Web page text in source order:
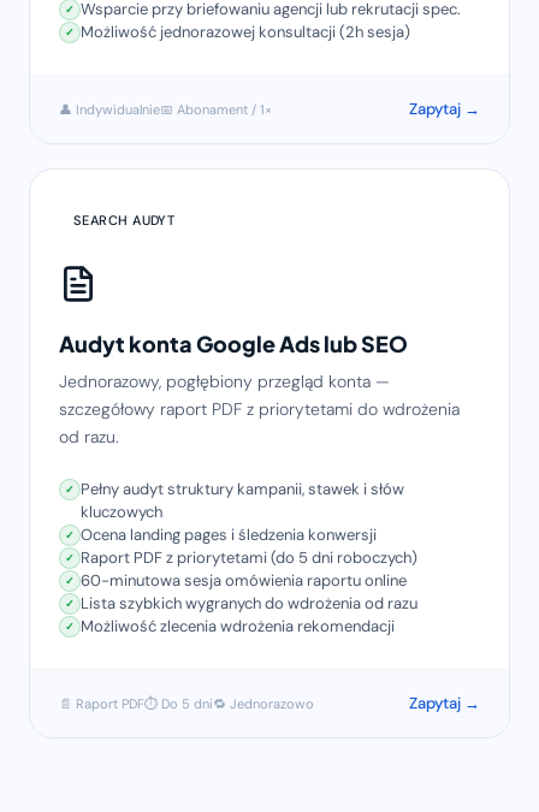
Wsparcie przy briefowaniu agencji lub rekrutacji spec.
Możliwość jednorazowej konsultacji (2h sesja)
👤 Indywidualnie📅 Abonament / 1× Zapytaj →
SEARCH AUDYT
Audyt konta Google Ads lub SEO
Jednorazowy, pogłębiony przegląd konta —
szczegółowy raport PDF z priorytetami do wdrożenia
od razu.
Pełny audyt struktury kampanii, stawek i słów
kluczowych
Ocena landing pages i śledzenia konwersji
Raport PDF z priorytetami (do 5 dni roboczych)
60-minutowa sesja omówienia raportu online
Lista szybkich wygranych do wdrożenia od razu
Możliwość zlecenia wdrożenia rekomendacji
📄 Raport PDF⏱ Do 5 dni🔁 Jednorazowo Zapytaj →